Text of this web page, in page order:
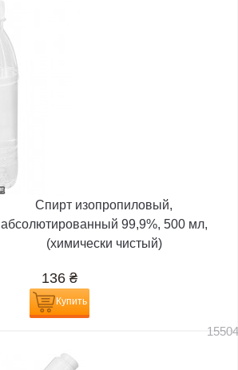
Спирт изопропиловый,
абсолютированный 99,9%, 500 мл,
(химически чистый)
136 ₴
Купить